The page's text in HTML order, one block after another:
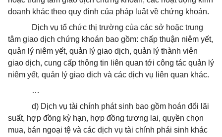
doanh khác theo quy định của pháp luật về chứng khoán.
Dịch vụ tổ chức thị trường của các sở hoặc trung
tâm giao dịch chứng khoán bao gồm: chấp thuận niêm yết,
quản lý niêm yết, quản lý giao dịch, quản lý thành viên
giao dịch, cung cấp thông tin liên quan tới công tác quản lý
niêm yết, quản lý giao dịch và các dịch vụ liên quan khác.
…
d) Dịch vụ tài chính phát sinh bao gồm hoán đổi lãi
suất, hợp đồng kỳ hạn, hợp đồng tương lai, quyền chọn
mua, bán ngoại tệ và các dịch vụ tài chính phái sinh khác